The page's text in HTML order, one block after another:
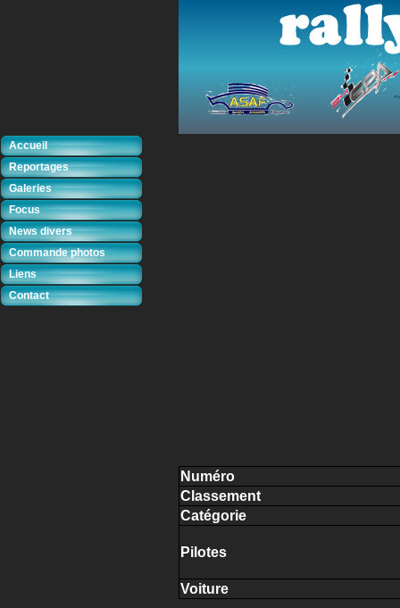
Accueil
Reportages
Galeries
Focus
News divers
Commande photos
Liens
Contact
Numéro
Classement
Catégorie
Pilotes
Voiture